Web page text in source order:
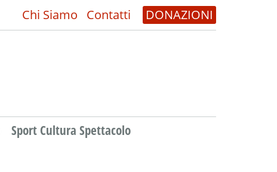
Chi Siamo Contatti DONAZIONI
Sport Cultura Spettacolo